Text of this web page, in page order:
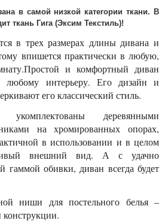
в самой низкой категории ткани. В
ткань Гига (Эксим Текстиль)!
в трех размерах длины дивана и
впишется практически в любую,
и комфортный диван
любому интерьеру. Его дизайн и
его классический стиль.
деревянными
на хромированных опорах,
в использовании и в целом
внешний вид. А с удачно
гаммой обивки, диван всегда будет
ниши для постельного белья –